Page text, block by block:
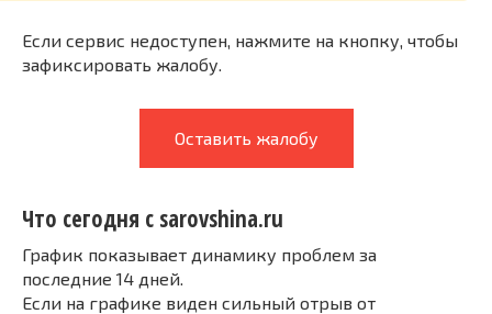
Если сервис недоступен, нажмите на кнопку, чтобы
зафиксировать жалобу.
Оставить жалобу
Что сегодня с sarovshina.ru
График показывает динамику проблем за
последние 14 дней.
Если на графике виден сильный отрыв от